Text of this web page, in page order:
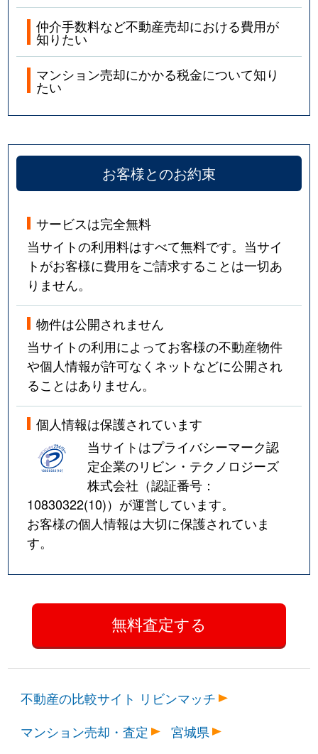
仲介手数料など不動産売却における費用が
知りたい
マンション売却にかかる税金について知り
たい
お客様とのお約束
サービスは完全無料
当サイトの利用料はすべて無料です。当サイ
トがお客様に費用をご請求することは一切あ
りません。
物件は公開されません
当サイトの利用によってお客様の不動産物件
や個人情報が許可なくネットなどに公開され
ることはありません。
個人情報は保護されています
当サイトはプライバシーマーク認
定企業のリビン・テクノロジーズ
株式会社（認証番号：
10830322(10)）が運営しています。
お客様の個人情報は大切に保護されていま
す。
不動産の比較サイト リビンマッチ
マンション売却・査定
宮城県